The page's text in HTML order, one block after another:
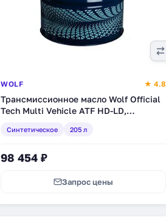
WOLF ★ 4.8
Трансмиссионное масло Wolf Official
Tech Multi Vehicle ATF HD-LD,
Синтетическое 205 л
98 454 ₽
Запрос цены